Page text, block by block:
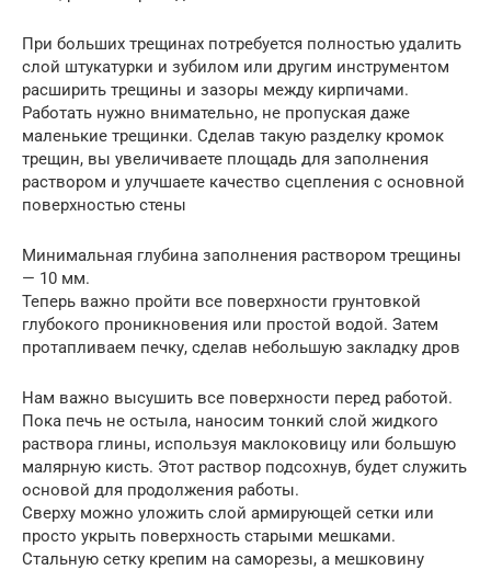
При больших трещинах потребуется полностью удалить
слой штукатурки и зубилом или другим инструментом
расширить трещины и зазоры между кирпичами.
Работать нужно внимательно, не пропуская даже
маленькие трещинки. Сделав такую разделку кромок
трещин, вы увеличиваете площадь для заполнения
раствором и улучшаете качество сцепления с основной
поверхностью стены
Минимальная глубина заполнения раствором трещины
— 10 мм.
Теперь важно пройти все поверхности грунтовкой
глубокого проникновения или простой водой. Затем
протапливаем печку, сделав небольшую закладку дров
Нам важно высушить все поверхности перед работой.
Пока печь не остыла, наносим тонкий слой жидкого
раствора глины, используя маклоковицу или большую
малярную кисть. Этот раствор подсохнув, будет служить
основой для продолжения работы.
Сверху можно уложить слой армирующей сетки или
просто укрыть поверхность старыми мешками.
Стальную сетку крепим на саморезы, а мешковину